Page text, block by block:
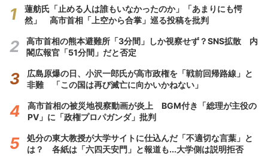
蓮舫氏「止める人は誰もいなかったのか」「あまりにも愕
然」 高市首相「上空から合掌」巡る投稿を批判
高市首相の熊本避難所「3分間」しか視察せず？SNS拡散 内
閣広報官「51分間」だと否定
広島原爆の日、小沢一郎氏が高市政権を「戦前回帰路線」と
非難 「この国は再び滅亡に向かいかねない」
高市首相の被災地視察動画が炎上 BGM付き「総理が主役の
PV」に「政権プロパガンダ」批判
処分の東大教授が大学サイトに仕込んだ「不適切な言葉」と
は？ 各紙は「六四天安門」と報道も...大学側は説明拒否